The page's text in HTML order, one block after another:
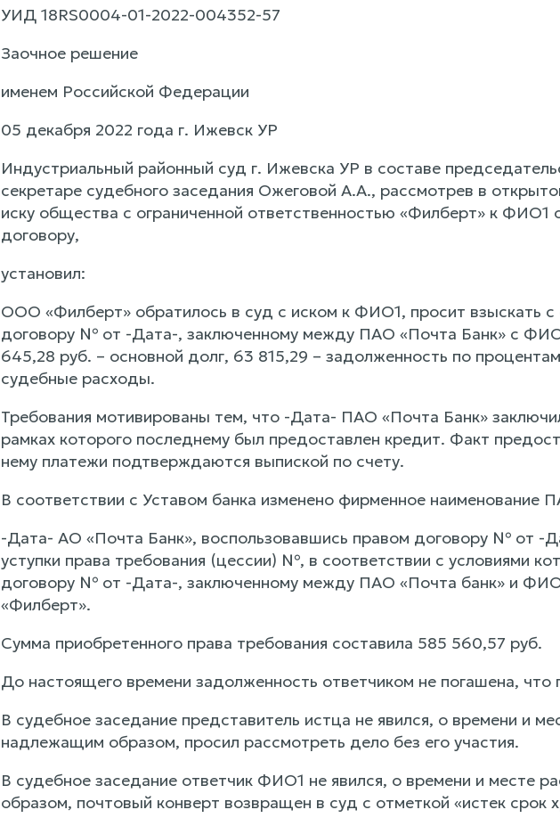
УИД 18RS0004-01-2022-004352-57
Заочное решение
именем Российской Федерации
05 декабря 2022 года г. Ижевск УР
Индустриальный районный суд г. Ижевска УР в составе
секретаре судебного заседания Ожеговой А.А., рассмотрев в
иску общества с ограниченной ответственностью «Филберт» к ФИО1
договору,
установил:
ООО «Филберт» обратилось в суд с иском к ФИО1, просит взыскать с
договору № от -Дата-, заключенному между ПАО «Почта Банк» с
645,28 руб. – основной долг, 63 815,29 – задолженность по
судебные расходы.
Требования мотивированы тем, что -Дата- ПАО «Почта Банк»
рамках которого последнему был предоставлен кредит. Факт
нему платежи подтверждаются выпиской по счету.
В соответствии с Уставом банка изменено фирменное наименование
-Дата- АО «Почта Банк», воспользовавшись правом договору № от
уступки права требования (цессии) №, в соответствии с условиями
договору № от -Дата-, заключенному между ПАО «Почта банк» и
«Филберт».
Сумма приобретенного права требования составила 585 560,57 руб.
До настоящего времени задолженность ответчиком не погашена,
В судебное заседание представитель истца не явился, о времени и
надлежащим образом, просил рассмотреть дело без его участия.
В судебное заседание ответчик ФИО1 не явился, о времени и месте
образом, почтовый конверт возвращен в суд с отметкой «истек срок